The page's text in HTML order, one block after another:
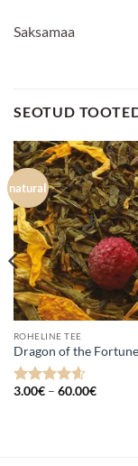
Saksamaa
SEOTUD
natural
ROHELINE TEE
Dragon of the Fortune
Hinnanguga
3.00€ – 60.00€